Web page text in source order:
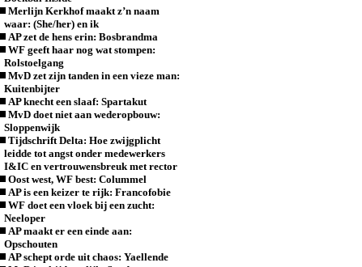
Merlijn Kerkhof maakt z’n naam
waar: (She/her) en ik
AP zet de hens erin: Bosbrandma
WF geeft haar nog wat stompen:
Rolstoelgang
MvD zet zijn tanden in een vieze man:
Kuitenbijter
AP knecht een slaaf: Spartakut
MvD doet niet aan wederopbouw:
Sloppenwijk
Tijdschrift Delta: Hoe zwijgplicht
leidde tot angst onder medewerkers
I&IC en vertrouwensbreuk met rector
Oost west, WF best: Colummel
AP is een keizer te rijk: Francofobie
WF doet een vloek bij een zucht:
Neeloper
AP maakt er een einde aan:
Opschouten
AP schept orde uit chaos: Yaellende